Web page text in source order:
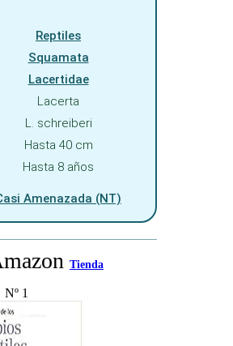
Reptiles
Squamata
Lacertidae
Lacerta
L. schreiberi
Hasta 40 cm
Hasta 8 años
Amenazada (NT)
Tienda
Nº 1